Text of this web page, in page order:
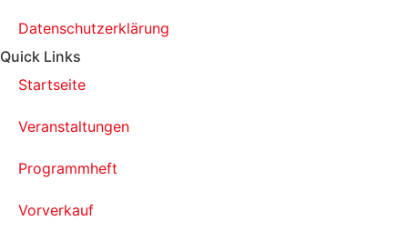
Datenschutzerklärung
Quick Links
Startseite
Veranstaltungen
Programmheft
Vorverkauf